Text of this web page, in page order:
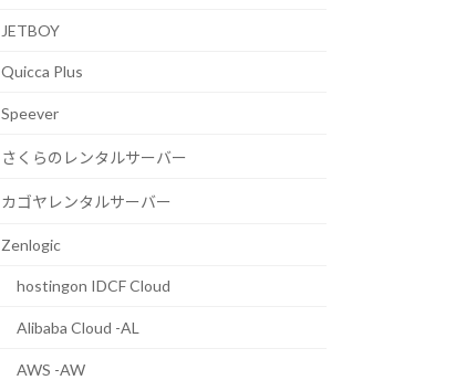
JETBOY
Quicca Plus
Speever
さくらのレンタルサーバー
カゴヤレンタルサーバー
Zenlogic
hostingon IDCF Cloud
Alibaba Cloud -AL
AWS -AW